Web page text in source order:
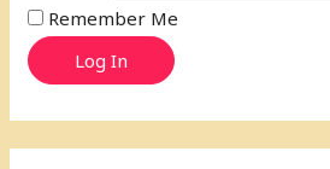
Remember Me
Log In